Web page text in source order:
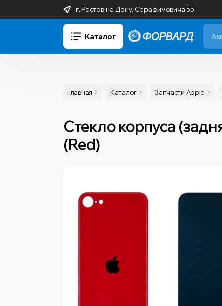
г. Ростов-на-Дону, Серафимовича 55
Каталог
Главная Каталог Запчасти Apple
Стекло корпуса
(Red)